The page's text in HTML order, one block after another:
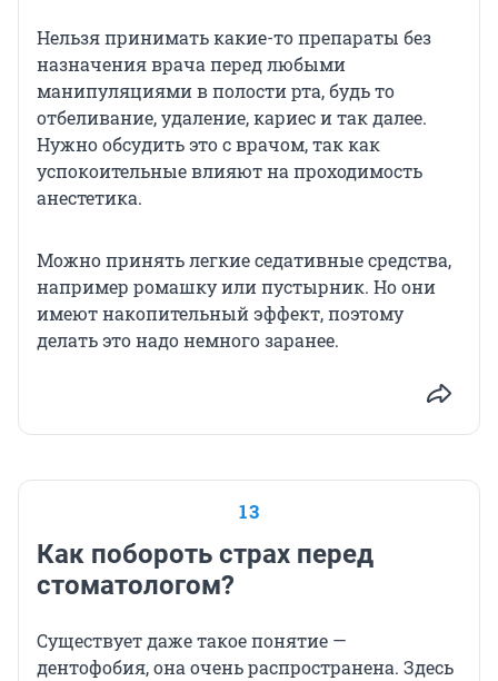
Нельзя принимать какие-то препараты без
назначения врача перед любыми
манипуляциями в полости рта, будь то
отбеливание, удаление, кариес и так далее.
Нужно обсудить это с врачом, так как
успокоительные влияют на проходимость
анестетика.
Можно принять легкие седативные средства,
например ромашку или пустырник. Но они
имеют накопительный эффект, поэтому
делать это надо немного заранее.
13
Как побороть страх перед
стоматологом?
Существует даже такое понятие —
дентофобия, она очень распространена. Здесь